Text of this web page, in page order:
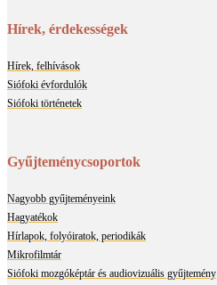
Hírek, érdekességek
Hírek, felhívások
Siófoki évfordulók
Siófoki történetek
Gyűjteménycsoportok
Nagyobb gyűjteményeink
Hagyatékok
Hírlapok, folyóiratok, periodikák
Mikrofilmtár
Siófoki mozgóképtár és audiovizuális gyűjtemény